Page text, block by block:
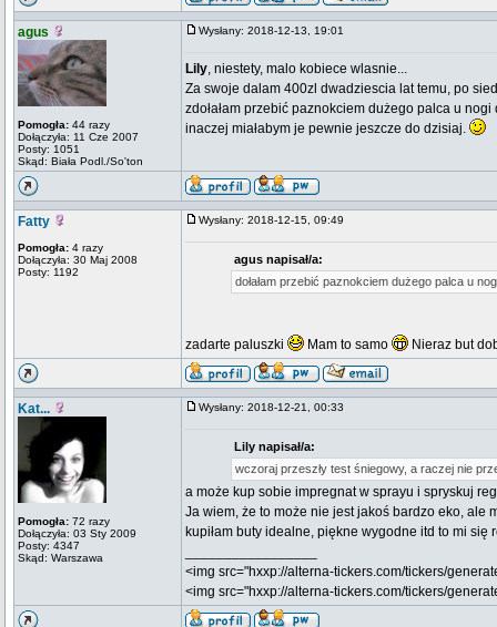
agus
Pomogła: 44 razy
Dołączyła: 11 Cze 2007
Posty: 1051
Skąd: Biała Podl./So'ton
Wysłany: 2018-12-13, 19:01
Lily, niestety, malo kobiece wlasnie...
Za swoje dalam 400zl dwadziescia lat temu, po
zdołałam przebić paznokciem dużego palca u
inaczej miałabym je pewnie jeszcze do dzisiaj.
Fatty
Pomogła: 4 razy
Dołączyła: 30 Maj 2008
Posty: 1192
Wysłany: 2018-12-15, 09:49
agus napisał/a:
dołałam przebić paznokciem dużego palca u
zadarte paluszki Mam to samo Nieraz but
Kat...
Pomogła: 72 razy
Dołączyła: 03 Sty 2009
Posty: 4347
Skąd: Warszawa
Wysłany: 2018-12-21, 00:33
Lily napisał/a:
wczoraj przeszły test śniegowy, a raczej nie
a może kup sobie impregnat w sprayu i spryskuj
Ja wiem, że to może nie jest jakoś bardzo eko, ale
kupiłam buty idealne, piękne wygodne itd to mi
<img src="hxxp://alterna-tickers.com/tickers/
<img src="hxxp://alterna-tickers.com/tickers/